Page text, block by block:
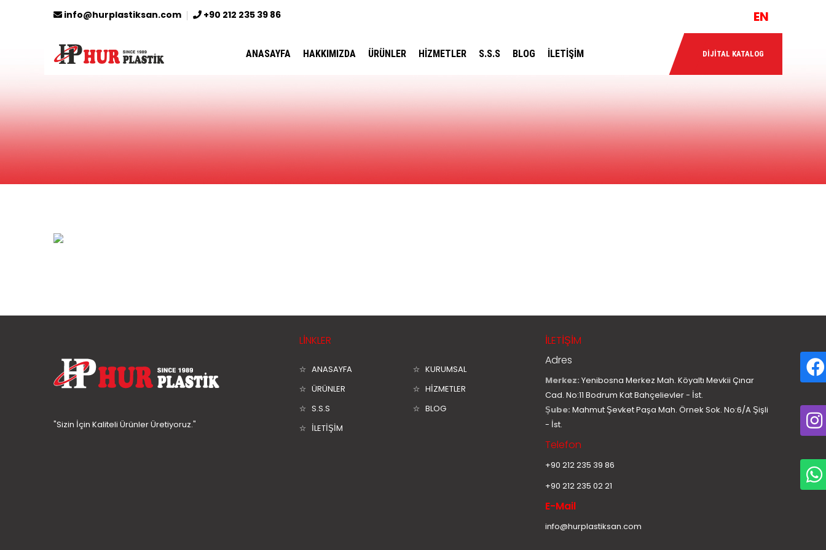
info@hurplastiksan.com +90 212 235 39 86 EN
DİJİTAL KATALOG
ANASAYFA HAKKIMIZDA ÜRÜNLER HİZMETLER S.S.S BLOG İLETİŞİM
"Sizin İçin Kaliteli Ürünler Üretiyoruz."
LİNKLER
ANASAYFA
KURUMSAL
ÜRÜNLER
HİZMETLER
S.S.S
BLOG
İLETİŞİM
İLETİŞİM
Adres
Merkez: Yenibosna Merkez Mah. Köyaltı Mevkii Çınar
Cad. No:11 Bodrum Kat Bahçelievler - İst.
Şube: Mahmut Şevket Paşa Mah. Örnek Sok. No:6/A Şişli
- İst.
Telefon
+90 212 235 39 86
+90 212 235 02 21
E-Mail
info@hurplastiksan.com